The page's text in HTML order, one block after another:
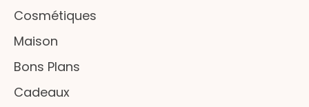
Cosmétiques
Maison
Bons Plans
Cadeaux